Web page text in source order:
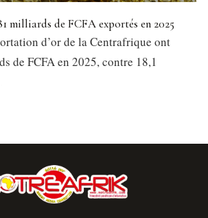
milliards de FCFA exportés en 2025
d’or de la Centrafrique ont
de FCFA en 2025, contre 18,1